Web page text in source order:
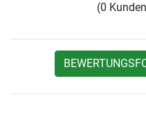
(0